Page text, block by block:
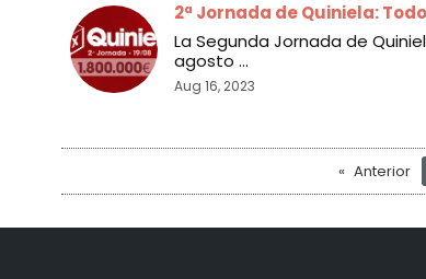
2ª Jornada de Quiniela:
La Segunda Jornada de
agosto ...
Aug 16, 2023
Anterior